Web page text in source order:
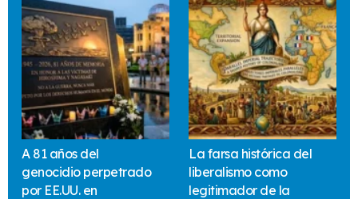
A 81 años del
genocidio perpetrado
por EE.UU. en
La farsa histórica del
liberalismo como
legitimador de la